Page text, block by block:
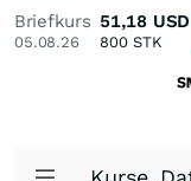
Briefkurs
05.08.26
51,18 USD
800STK